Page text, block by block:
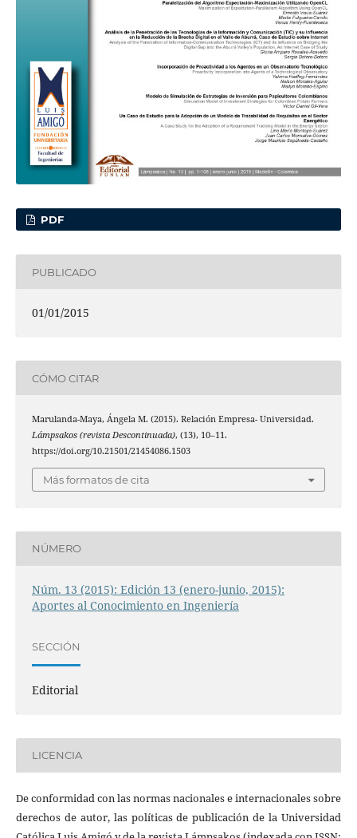
PDF
PUBLICADO
01/01/2015
CÓMO CITAR
Marulanda-Maya, Ángela M. (2015). Relación Empresa- Universidad.
Lámpsakos (revista Descontinuada), (13), 10–11.
https://doi.org/10.21501/21454086.1503
Más formatos de cita
NÚMERO
Núm. 13 (2015): Edición 13 (enero-junio, 2015):
Aportes al Conocimiento en Ingeniería
SECCIÓN
Editorial
LICENCIA
De conformidad con las normas nacionales e internacionales sobre
derechos de autor, las políticas de publicación de la Universidad